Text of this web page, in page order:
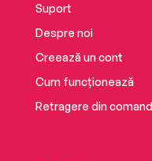
Suport
Despre noi
Creează un cont
Cum funcționează
Retragere din